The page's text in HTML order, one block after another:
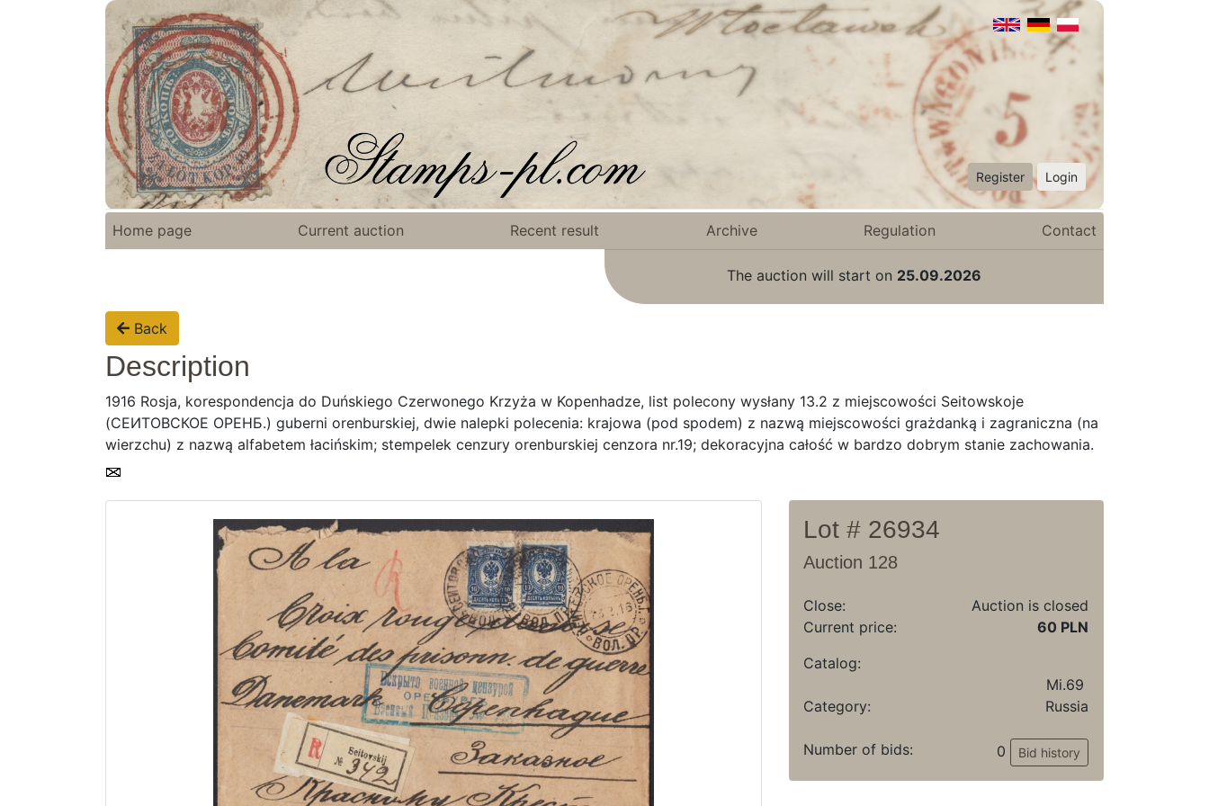
Register Login
Home page Current auction Recent result Archive Regulation Contact
The auction will start on 25.09.2026
Back
Description
1916 Rosja, korespondencja do Duńskiego Czerwonego Krzyża w Kopenhadze, list polecony wysłany 13.2 z miejscowości Seitowskoje
(СЕИТОВСКОЕ ОРЕНБ.) guberni orenburskiej, dwie nalepki polecenia: krajowa (pod spodem) z nazwą miejscowości grażdanką i zagraniczna (na
wierzchu) z nazwą alfabetem łacińskim; stempelek cenzury orenburskiej cenzora nr.19; dekoracyjna całość w bardzo dobrym stanie zachowania.
Lot # 26934
Auction 128
Close:
Auction is closed
Current price:
60 PLN
Catalog:
Mi.69
Category:
Russia
Number of bids: 0 Bid history